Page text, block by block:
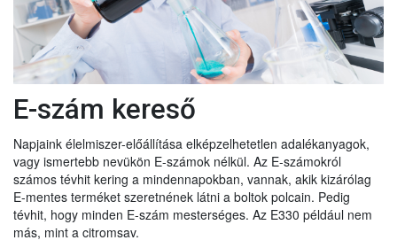
E-szám kereső
Napjaink élelmiszer-előállítása elképzelhetetlen adalékanyagok,
vagy ismertebb nevükön E-számok nélkül. Az E-számokról
számos tévhit kering a mindennapokban, vannak, akik kizárólag
E-mentes terméket szeretnének látni a boltok polcain. Pedig
tévhit, hogy minden E-szám mesterséges. Az E330 például nem
más, mint a citromsav.